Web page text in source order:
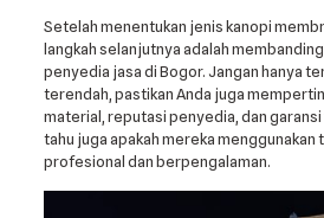
Setelah menentukan jenis kanopi
langkah selanjutnya adalah
penyedia jasa di Bogor. Jangan hanya
terendah, pastikan Anda juga
material, reputasi penyedia, dan garansi
tahu juga apakah mereka menggunakan
profesional dan berpengalaman.